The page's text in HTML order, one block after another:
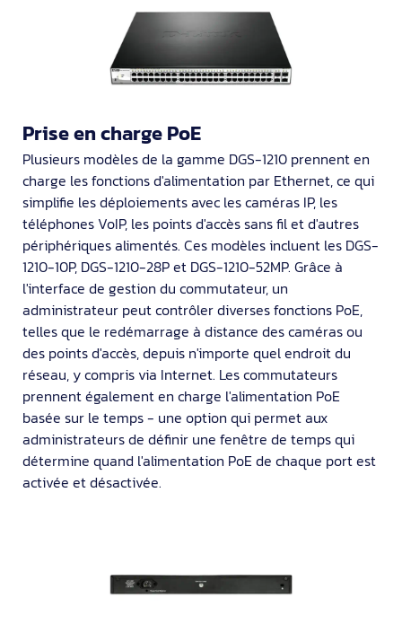
Prise en charge PoE
Plusieurs modèles de la gamme DGS-1210 prennent en
charge les fonctions d'alimentation par Ethernet, ce qui
simplifie les déploiements avec les caméras IP, les
téléphones VoIP, les points d'accès sans fil et d'autres
périphériques alimentés. Ces modèles incluent les DGS-
1210-10P, DGS-1210-28P et DGS-1210-52MP. Grâce à
l'interface de gestion du commutateur, un
administrateur peut contrôler diverses fonctions PoE,
telles que le redémarrage à distance des caméras ou
des points d'accès, depuis n'importe quel endroit du
réseau, y compris via Internet. Les commutateurs
prennent également en charge l'alimentation PoE
basée sur le temps - une option qui permet aux
administrateurs de définir une fenêtre de temps qui
détermine quand l'alimentation PoE de chaque port est
activée et désactivée.